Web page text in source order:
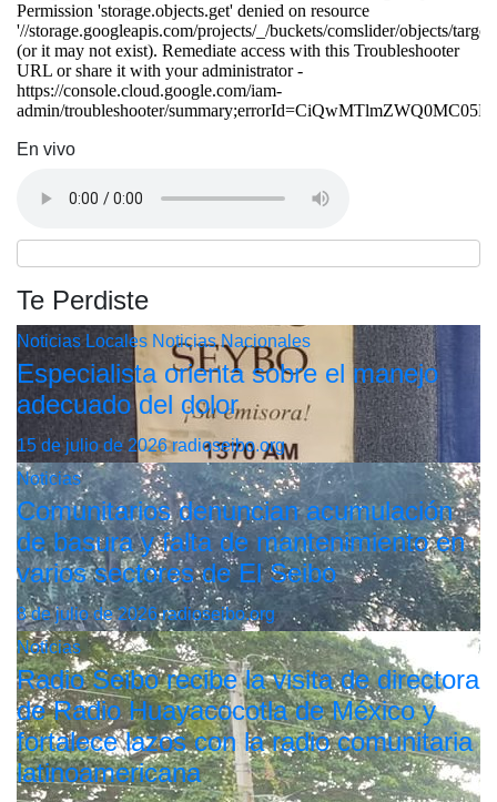
En vivo
Te Perdiste
Noticias Locales Noticias Nacionales
Especialista orienta sobre el manejo
adecuado del dolor
15 de julio de 2026radioseibo.org
Noticias
Comunitarios denuncian acumulación
de basura y falta de mantenimiento en
varios sectores de El Seibo
8 de julio de 2026radioseibo.org
Noticias
Radio Seibo recibe la visita de directora
de Radio Huayacocotla de México y
fortalece lazos con la radio comunitaria
latinoamericana